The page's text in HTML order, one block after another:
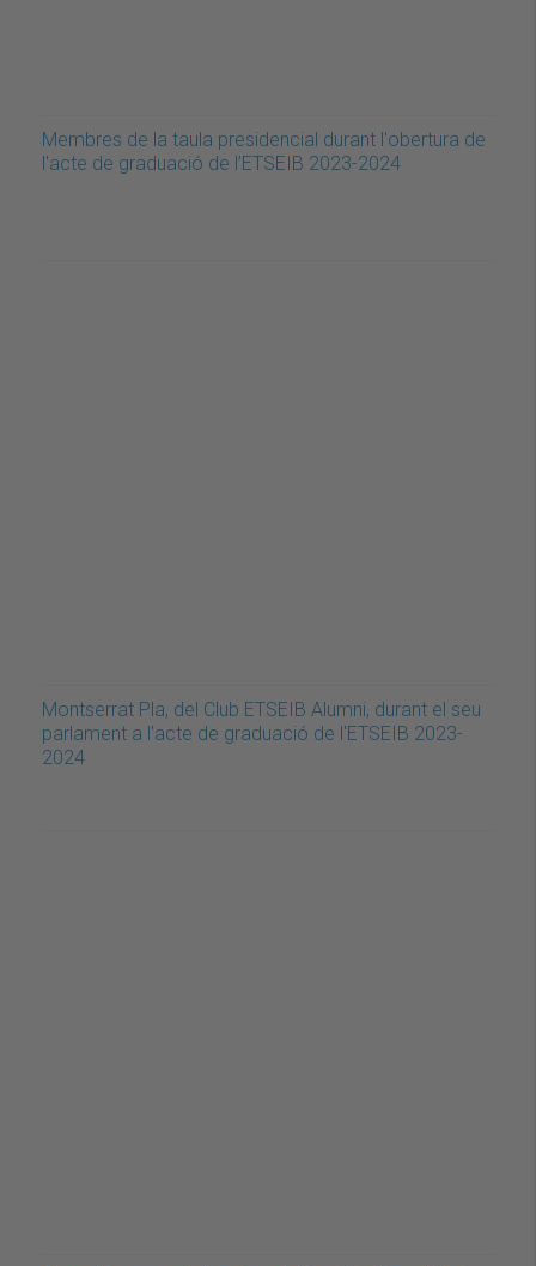
Membres de la taula presidencial durant l'obertura de
l'acte de graduació de l’ETSEIB 2023-2024
Montserrat Pla, del Club ETSEIB Alumni, durant el seu
parlament a l'acte de graduació de l'ETSEIB 2023-
2024